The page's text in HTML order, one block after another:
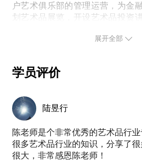
新人进入艺术品市场需要做的相
根据个人爱好和预算，初步定制
户艺术俱乐部的管理运营，为金
划艺术品展览，开设艺术品投资
出于工作和爱好，每年参观各种
市场信息。
专访顶级文房收藏家黄玄龙
http://t.cn/R5djMW1
想知道最贵最抢手的亚洲当代艺
了
http://t.cn/R4N17ek
你不应该错过的最高规格俄罗斯
展开全部
学员评价
陆昱行
陈老师是个非常优秀的艺术品行
很多艺术品行业的知识，分享了
很大，非常感恩陈老师！